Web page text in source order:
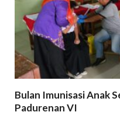
Bulan Imunisasi Anak
Padurenan VI